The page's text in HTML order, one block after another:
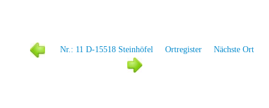
Nr.: 11 D-15518 Steinhöfel Ortregister Nächste Ort